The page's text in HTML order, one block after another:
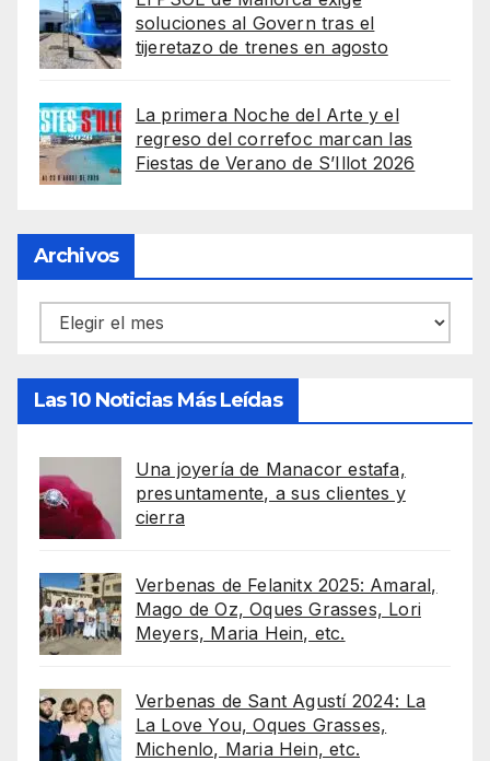
soluciones al Govern tras el
tijeretazo de trenes en agosto
La primera Noche del Arte y el
regreso del correfoc marcan las
Fiestas de Verano de S’Illot 2026
Archivos
Archivos
Las 10 Noticias Más Leídas
Una joyería de Manacor estafa,
presuntamente, a sus clientes y
cierra
Verbenas de Felanitx 2025: Amaral,
Mago de Oz, Oques Grasses, Lori
Meyers, Maria Hein, etc.
Verbenas de Sant Agustí 2024: La
La Love You, Oques Grasses,
Michenlo, Maria Hein, etc.